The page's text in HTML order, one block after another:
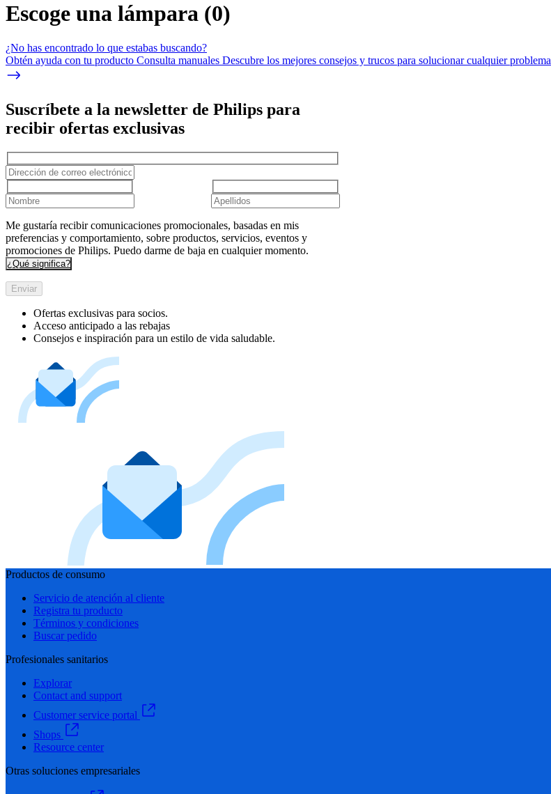
Escoge una lámpara (0)
¿No has encontrado lo que estabas buscando?
Obtén ayuda con tu producto Consulta manuales Descubre los mejores consejos y trucos para solucionar cualquier problema
Suscríbete a la newsletter de Philips para
recibir ofertas exclusivas
Me gustaría recibir comunicaciones promocionales, basadas en mis
preferencias y comportamiento, sobre productos, servicios, eventos y
promociones de Philips. Puedo darme de baja en cualquier momento.
¿Qué significa?
Enviar
Ofertas exclusivas para socios.
Acceso anticipado a las rebajas
Consejos e inspiración para un estilo de vida saludable.
Productos de consumo
Servicio de atención al cliente
Registra tu producto
Términos y condiciones
Buscar pedido
Profesionales sanitarios
Explorar
Contact and support
Customer service portal
Shops
Resource center
Otras soluciones empresariales